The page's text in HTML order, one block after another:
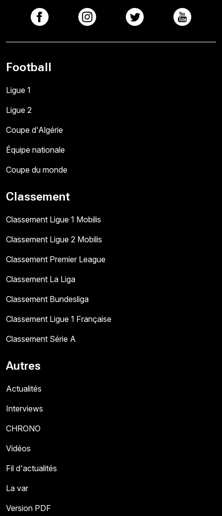
Football
Ligue 1
Ligue 2
Coupe d'Algérie
Équipe nationale
Coupe du monde
Classement
Classement Ligue 1 Mobilis
Classement Ligue 2 Mobilis
Classement Premier League
Classement La Liga
Classement Bundesliga
Classement Ligue 1 Française
Classement Série A
Autres
Actualités
Interviews
CHRONO
Vidéos
Fil d'actualités
La var
Version PDF